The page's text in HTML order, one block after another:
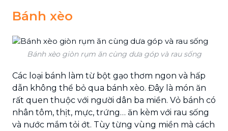
Bánh xèo
Bánh xèo giòn rụm ăn cùng dưa góp và rau sống
Các loại bánh làm từ bột gạo thơm ngon và hấp
dẫn không thể bỏ qua bánh xèo. Đây là món ăn
rất quen thuộc với người dân ba miền. Vỏ bánh có
nhân tôm, thịt, mực, trứng… ăn kèm với rau sống
và nước mắm tỏi ớt. Tùy từng vùng miền mà cách